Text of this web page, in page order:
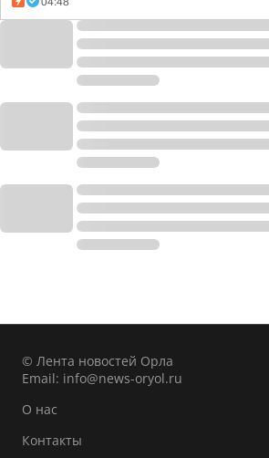
© Лента новостей Орла
Email: info@news-oryol.ru
О нас
Контакты